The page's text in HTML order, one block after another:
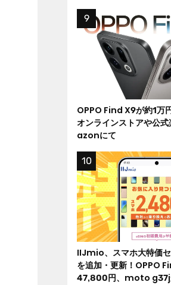
OPPO Find X9が約1万
オンラインストアや公
azonにて
IIJmio、スマホ大特価
を追加・更新！OPPO
47,800円、moto g37j